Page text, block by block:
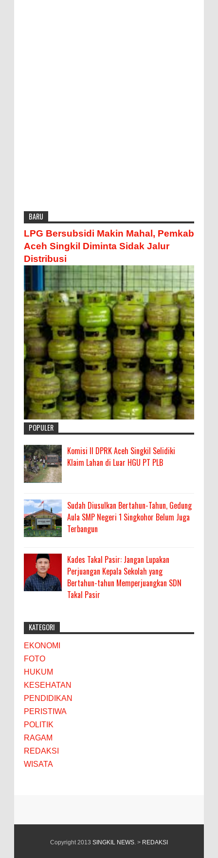
BARU
LPG Bersubsidi Makin Mahal, Pemkab
Aceh Singkil Diminta Sidak Jalur
Distribusi
POPULER
Komisi II DPRK Aceh Singkil Selidiki
Klaim Lahan di Luar HGU PT PLB
Sudah Diusulkan Bertahun-Tahun, Gedung
Aula SMP Negeri 1 Singkohor Belum Juga
Terbangun
Kades Takal Pasir: Jangan Lupakan
Perjuangan Kepala Sekolah yang
Bertahun-tahun Memperjuangkan SDN
Takal Pasir
KATEGORI
EKONOMI
FOTO
HUKUM
KESEHATAN
PENDIDIKAN
PERISTIWA
POLITIK
RAGAM
REDAKSI
WISATA
Copyright 2013 SINGKIL NEWS. > REDAKSI